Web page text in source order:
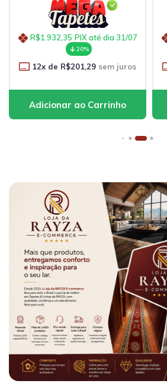
R$1.932,35 PIX até dia 31/07
20%
12x de R$201,29 sem juros